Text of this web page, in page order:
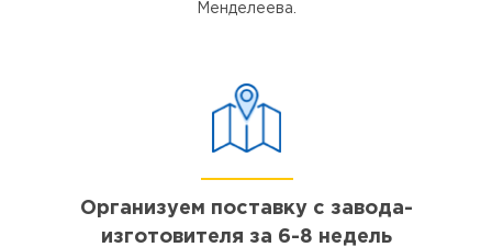
Менделеева.
Организуем поставку с завода-
изготовителя за 6-8 недель